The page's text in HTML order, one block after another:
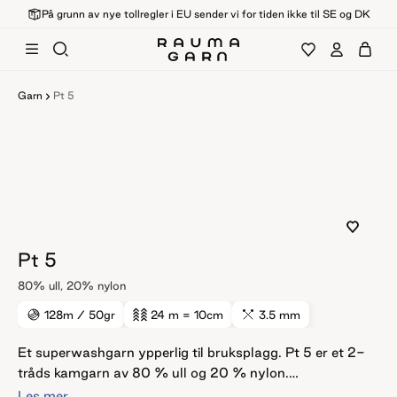
På grunn av nye tollregler i EU sender vi for tiden ikke til SE og DK
Garn Pt 5
Pt 5
80% ull, 20% nylon
128m / 50gr 24 m = 10cm 3.5 mm
Et superwashgarn ypperlig til bruksplagg. Pt 5 er et 2-
tråds kamgarn av 80 % ull og 20 % nylon.
Nylonforsterkningen gjør Pt 5 spesielt slitesterkt på